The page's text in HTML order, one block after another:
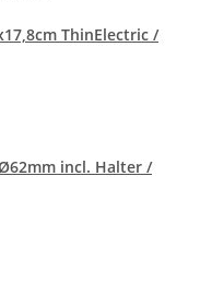
ThinElectric /
incl. Halter /